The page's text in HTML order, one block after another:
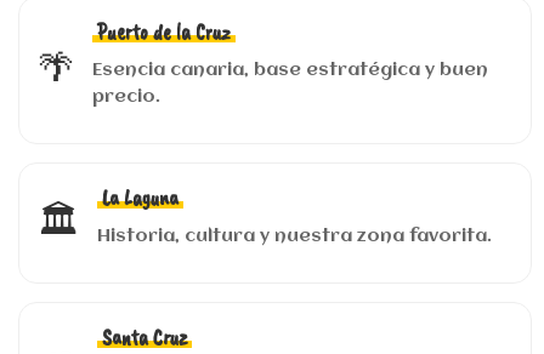
🌴
Puerto de la Cruz
Esencia canaria, base estratégica y buen
precio.
🏛️
La Laguna
Historia, cultura y nuestra zona favorita.
Santa Cruz